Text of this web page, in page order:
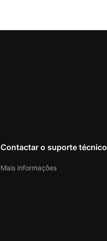
Contactar o suporte técnico
Mais informações